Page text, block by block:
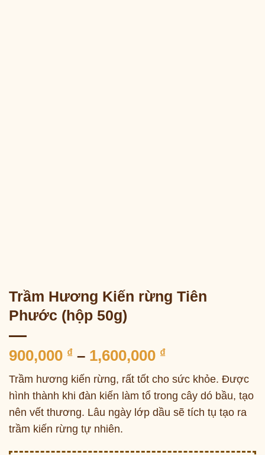
Trầm Hương Kiến rừng Tiên
Phước (hộp 50g)
900,000 ₫ – 1,600,000 ₫Khoảng
giá:
từ
900,000 ₫
đến
Trầm hương kiến rừng, rất tốt cho sức khỏe. Được
hình thành khi đàn kiến làm tổ trong cây dó bầu, tạo
nên vết thương. Lâu ngày lớp dầu sẽ tích tụ tạo ra
trầm kiến rừng tự nhiên.